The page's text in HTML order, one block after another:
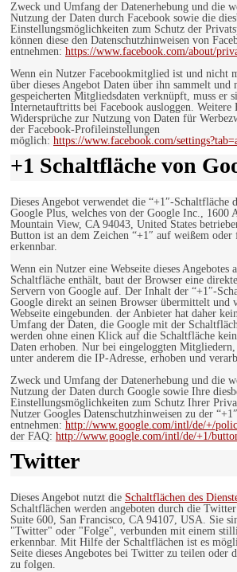
Zweck und Umfang der Datenerhebung und die
Nutzung der Daten durch Facebook sowie die
Einstellungsmöglichkeiten zum Schutz der
können diese den Datenschutzhinweisen von
entnehmen: https://www.facebook.com/about/
Wenn ein Nutzer Facebookmitglied ist und nicht
über dieses Angebot Daten über ihn sammelt und
gespeicherten Mitgliedsdaten verknüpft, muss er
Internetauftritts bei Facebook ausloggen. Weitere
Widersprüche zur Nutzung von Daten für
der Facebook-Profileinstellungen
möglich: https://www.facebook.com/
+1 Schaltfläche von
Dieses Angebot verwendet die “+1″-Schaltfläche
Google Plus, welches von der Google Inc., 1600
Mountain View, CA 94043, United States
Button ist an dem Zeichen “+1″ auf weißem
erkennbar.
Wenn ein Nutzer eine Webseite dieses Angebotes
Schaltfläche enthält, baut der Browser eine
Servern von Google auf. Der Inhalt der “+1″-
Google direkt an seinen Browser übermittelt und
Webseite eingebunden. der Anbieter hat daher
Umfang der Daten, die Google mit der
werden ohne einen Klick auf die Schaltfläche
Daten erhoben. Nur bei eingeloggten Mitgliedern,
unter anderem die IP-Adresse, erhoben und
Zweck und Umfang der Datenerhebung und die
Nutzung der Daten durch Google sowie Ihre
Einstellungsmöglichkeiten zum Schutz Ihrer
Nutzer Googles Datenschutzhinweisen zu der
entnehmen: http://www.google.com/intl/de/+/
der FAQ: http://www.google.com/intl/de/+1/
Twitter
Dieses Angebot nutzt die Schaltflächen des
Schaltflächen werden angeboten durch die
Suite 600, San Francisco, CA 94107, USA. Sie
"Twitter" oder "Folge", verbunden mit einem
erkennbar. Mit Hilfe der Schaltflächen ist es
Seite dieses Angebotes bei Twitter zu teilen oder
zu folgen.